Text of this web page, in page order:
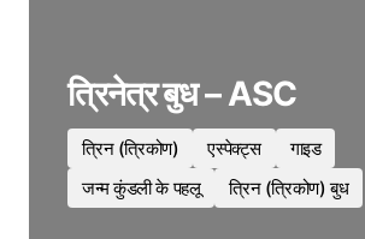
त्रिनेत्र बुध – ASC
त्रिन (त्रिकोण) एस्पेक्ट्स
गाइड
जन्म कुंडली के पहलू
त्रिन (त्रिकोण) बुध